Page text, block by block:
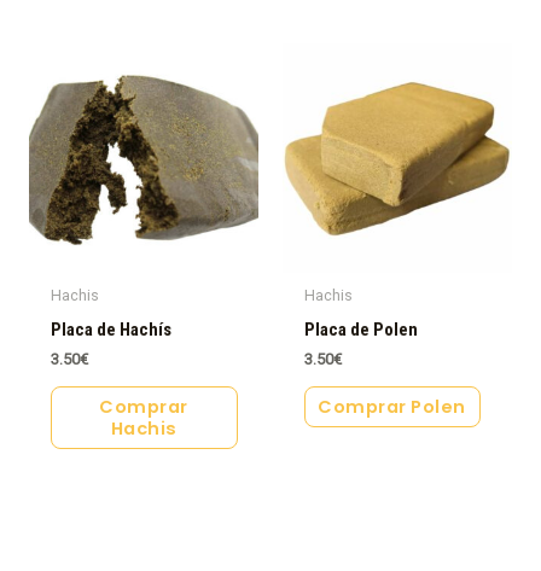
Hachis
Placa de Hachís
3.50€
Comprar
Hachis
Hachis
Placa de Polen
3.50€
Comprar Polen